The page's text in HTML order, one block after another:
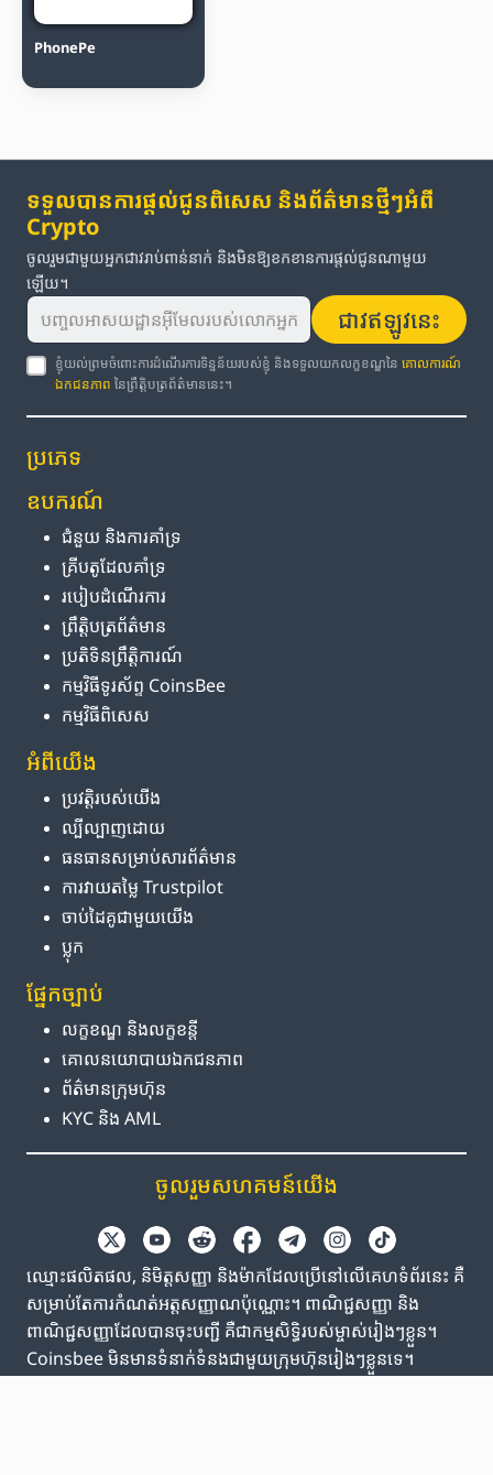
PhonePe
ទទួលបានការផ្តល់ជូនពិសេស និងព័ត៌មានថ្មីៗអំពី
Crypto
ចូលរួមជាមួយអ្នកជាវរាប់ពាន់នាក់ និងមិនឱ្យខកខានការផ្តល់ជូនណាមួយ
ឡើយ។
ជាវឥឡូវនេះ
ខ្ញុំយល់ព្រមចំពោះការដំណើរការទិន្នន័យរបស់ខ្ញុំ និងទទួលយកលក្ខខណ្ឌនៃគោលការណ៍
ឯកជនភាព នៃព្រឹត្តិបត្រព័ត៌មាននេះ។
ប្រភេទ
ឧបករណ៍
ជំនួយ និង​ការ​គាំទ្រ
គ្រីបតូ​ដែល​គាំទ្រ
របៀប​ដំណើរការ
ព្រឹត្តិបត្រ​ព័ត៌មាន
ប្រតិទិន​ព្រឹត្តិការណ៍
កម្មវិធី​ទូរស័ព្ទ CoinsBee
កម្មវិធីពិសេស
អំពី​យើង
ប្រវត្តិ​របស់​យើង
ល្បីល្បាញ​ដោយ
ធនធាន​សម្រាប់​សារព័ត៌មាន
ការ​វាយតម្លៃ Trustpilot
ចាប់ដៃគូ​ជាមួយ​យើង
ប្លុក
ផ្នែក​ច្បាប់
លក្ខខណ្ឌ និង​លក្ខខន្តី
គោលនយោបាយ​ឯកជនភាព
ព័ត៌មាន​ក្រុមហ៊ុន
KYC និង AML
ចូលរួម​សហគមន៍​យើង
ឈ្មោះផលិតផល, និមិត្តសញ្ញា និងម៉ាកដែលប្រើនៅលើគេហទំព័រនេះ គឺ
សម្រាប់តែការកំណត់អត្តសញ្ញាណប៉ុណ្ណោះ។ ពាណិជ្ជសញ្ញា និង
ពាណិជ្ជសញ្ញាដែលបានចុះបញ្ជី គឺជាកម្មសិទ្ធិរបស់ម្ចាស់រៀងៗខ្លួន។
Coinsbee មិនមានទំនាក់ទំនងជាមួយក្រុមហ៊ុនរៀងៗខ្លួនទេ។